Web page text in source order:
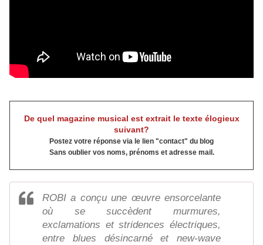
De quel magazine musical est extrait le texte élogieux
suivant?
Postez votre réponse via le lien "contact" du blog
Sans oublier vos noms, prénoms et adresse mail.
ROBI a conçu une œuvre ensorcelante
où se succèdent murmures,
exclamations et stridences électriques,
entre blues désincarné et new-wave